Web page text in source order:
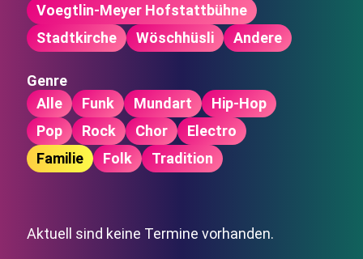
Voegtlin-Meyer Hofstattbühne
Stadtkirche
Wöschhüsli Andere
Genre
Alle
Funk Mundart
Hip-Hop
Pop
Rock Chor
Electro
Familie
Folk Tradition
Aktuell sind keine Termine vorhanden.